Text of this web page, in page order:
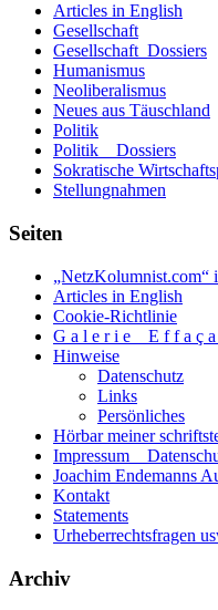
Articles in English
Gesellschaft
Gesellschaft_Dossiers
Humanismus
Neoliberalismus
Neues aus Täuschland
Politik
Politik _ Dossiers
Sokratische
Stellungnahmen
Seiten
„NetzKolumnist.com“
Articles in English
Cookie-Richtlinie
G a l e r i e _ E f f a ç
Hinweise
Datenschutz
Links
Persönliches
Hörbar meiner
Impressum _
Joachim Endemanns
Kontakt
Statements
Urheberrechtsfragen
Archiv